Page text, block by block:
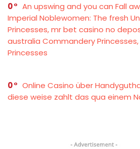
0
An upswing and you can Fall
Imperial Noblewomen: The fresh
Princesses, mr bet casino no
australia Commandery
Princesses
0
Online Casino über
diese weise zahlt das qua einem